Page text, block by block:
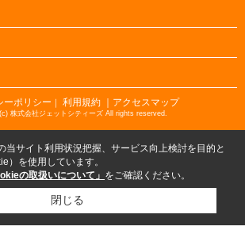
ーポリシー 利用規約 ｜アクセスマップ
株式会社ジェットシティーズ All rights reserved.
当サイト利用状況把握、サービス向上検討を目的と
）を使用しています。
の取扱いについて」 をご確認ください。
閉じる